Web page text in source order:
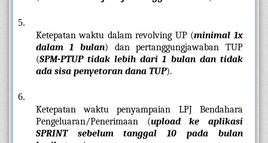
Ketepatan waktu dalam revolving UP (minimal 1x
dalam 1 bulan) dan pertanggungjawaban TUP
(SPM-PTUP tidak lebih dari 1 bulan dan tidak
ada sisa penyetoran dana TUP).
Ketepatan waktu penyampaian LPJ Bendahara
Pengeluaran/Penerimaan (upload ke aplikasi
SPRINT sebelum tanggal 10 pada bulan